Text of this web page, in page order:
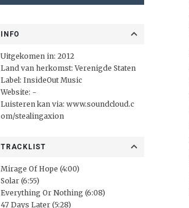
INFO
Uitgekomen in: 2012
Land van herkomst: Verenigde Staten
Label: InsideOut Music
Website: -
Luisteren kan via: www.soundcloud.c
om/stealingaxion
TRACKLIST
Mirage Of Hope (4:00)
Solar (6:55)
Everything Or Nothing (6:08)
47 Days Later (5:28)